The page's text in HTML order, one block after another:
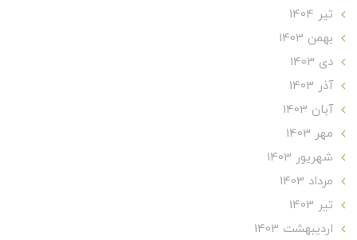
تير 1404
بهمن 1403
دی 1403
آذر 1403
آبان 1403
مهر 1403
شهریور 1403
مرداد 1403
تير 1403
ارديبهشت 1403